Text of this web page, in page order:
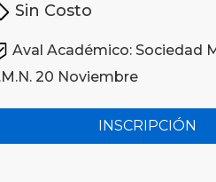
Sin Costo
Aval Académico: Sociedad
20 Noviembre
INSCRIPCIÓN